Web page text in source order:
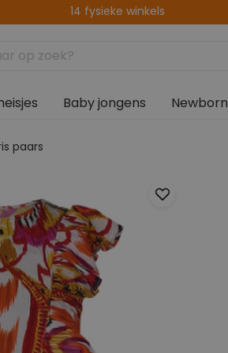
Levering binnen 2-5 werkdagen
Baby jongens Newborn
paars